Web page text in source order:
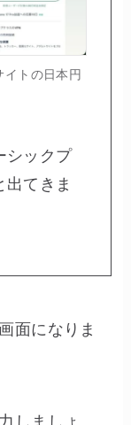
トの日本円
シックプ
てきま
面になりま
しましょ